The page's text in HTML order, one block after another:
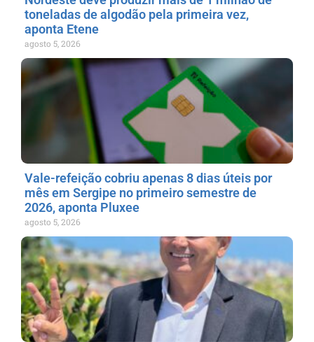
toneladas de algodão pela primeira vez,
aponta Etene
agosto 5, 2026
Vale-refeição cobriu apenas 8 dias úteis por
mês em Sergipe no primeiro semestre de
2026, aponta Pluxee
agosto 5, 2026